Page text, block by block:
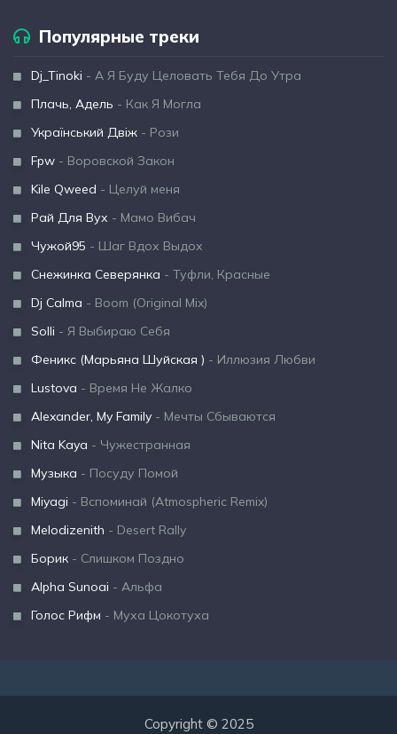
Популярные треки
Dj_Tinoki - А Я Буду Целовать Тебя До Утра
Плачь, Адель - Как Я Могла
Український Двіж - Рози
Fpw - Воровской Закон
Kile Qweed - Целуй меня
Рай Для Вух - Мамо Вибач
Чужой95 - Шаг Вдох Выдох
Снежинка Северянка - Туфли, Красные
Dj Calma - Boom (Original Mix)
Solli - Я Выбираю Себя
Феникс (Марьяна Шуйская ) - Иллюзия Любви
Lustova - Время Не Жалко
Alexander, My Family - Мечты Сбываются
Nita Kaya - Чужестранная
Музыка - Посуду Помой
Miyagi - Вспоминай (Atmospheric Remix)
Melodizenith - Desert Rally
Борик - Слишком Поздно
Alpha Sunoai - Альфа
Голос Рифм - Муха Цокотуха
Copyright © 2025